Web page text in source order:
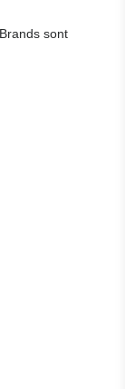
sont